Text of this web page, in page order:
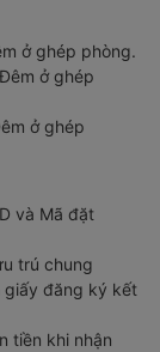
ở ghép phòng.
ở ghép
ở ghép
và Mã đặt
trú chung
giấy đăng ký kết
tiền khi nhận